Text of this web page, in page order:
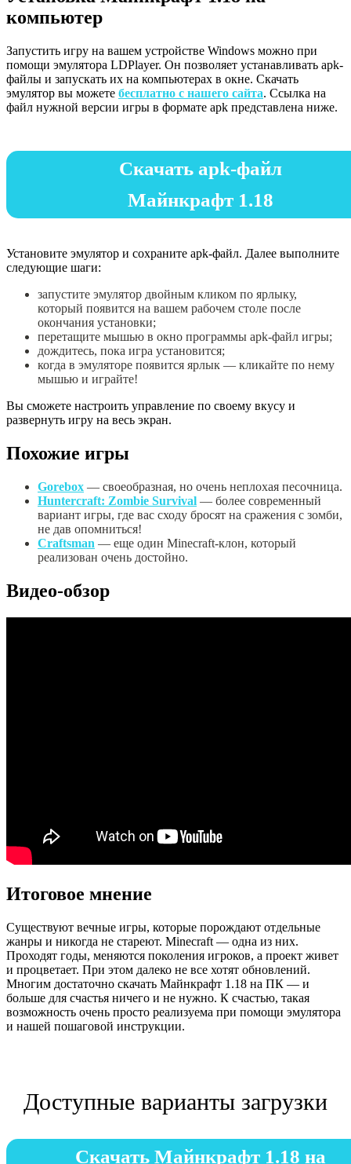
компьютер
Запустить игру на вашем устройстве Windows можно при
помощи эмулятора LDPlayer. Он позволяет устанавливать apk-
файлы и запускать их на компьютерах в окне. Скачать
эмулятор вы можете бесплатно с нашего сайта. Ссылка на
файл нужной версии игры в формате apk представлена ниже.
Скачать apk-файл
Майнкрафт 1.18
Установите эмулятор и сохраните apk-файл. Далее выполните
следующие шаги:
запустите эмулятор двойным кликом по ярлыку,
который появится на вашем рабочем столе после
окончания установки;
перетащите мышью в окно программы apk-файл игры;
дождитесь, пока игра установится;
когда в эмуляторе появится ярлык — кликайте по нему
мышью и играйте!
Вы сможете настроить управление по своему вкусу и
развернуть игру на весь экран.
Похожие игры
Gorebox — своеобразная, но очень неплохая песочница.
Huntercraft: Zombie Survival — более современный
вариант игры, где вас сходу бросят на сражения с зомби,
не дав опомниться!
Craftsman — еще один Minecraft-клон, который
реализован очень достойно.
Видео-обзор
Итоговое мнение
Существуют вечные игры, которые порождают отдельные
жанры и никогда не стареют. Minecraft — одна из них.
Проходят годы, меняются поколения игроков, а проект живет
и процветает. При этом далеко не все хотят обновлений.
Многим достаточно скачать Майнкрафт 1.18 на ПК — и
больше для счастья ничего и не нужно. К счастью, такая
возможность очень просто реализуема при помощи эмулятора
и нашей пошаговой инструкции.
Доступные варианты загрузки
Скачать Майнкрафт 1.18 на